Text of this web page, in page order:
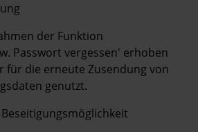
der Funktion
Passwort vergessen' erhoben
für die erneute Zusendung von
genutzt.